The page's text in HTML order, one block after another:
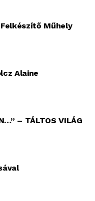
Műhely
Alaine
– TÁLTOS VILÁG